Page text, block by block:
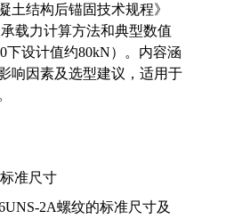
土结构后锚固技术规程》
载力计算方法和典型数值
下设计值约80kN）。内容涵
响因素及选型建议，适用于
准尺寸
2A螺纹的标准尺寸及